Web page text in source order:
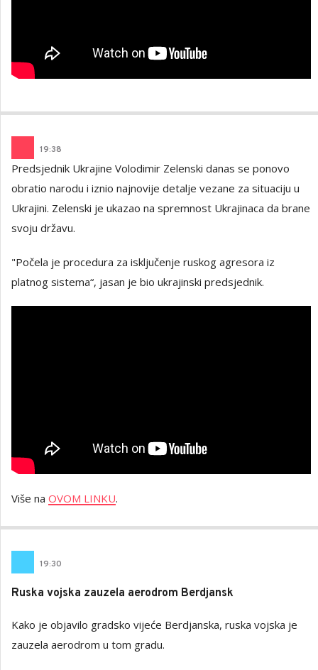
19:38
Predsjednik Ukrajine Volodimir Zelenski danas se ponovo
obratio narodu i iznio najnovije detalje vezane za situaciju u
Ukrajini. Zelenski je ukazao na spremnost Ukrajinaca da brane
svoju državu.
"Počela je procedura za isključenje ruskog agresora iz
platnog sistema“, jasan je bio ukrajinski predsjednik.
Više na OVOM LINKU.
19:30
Ruska vojska zauzela aerodrom Berdjansk
Kako je objavilo gradsko vijeće Berdjanska, ruska vojska je
zauzela aerodrom u tom gradu.